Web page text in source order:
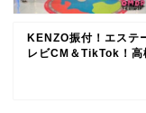
KENZO振付！エステ
レビCM＆TikTok！高